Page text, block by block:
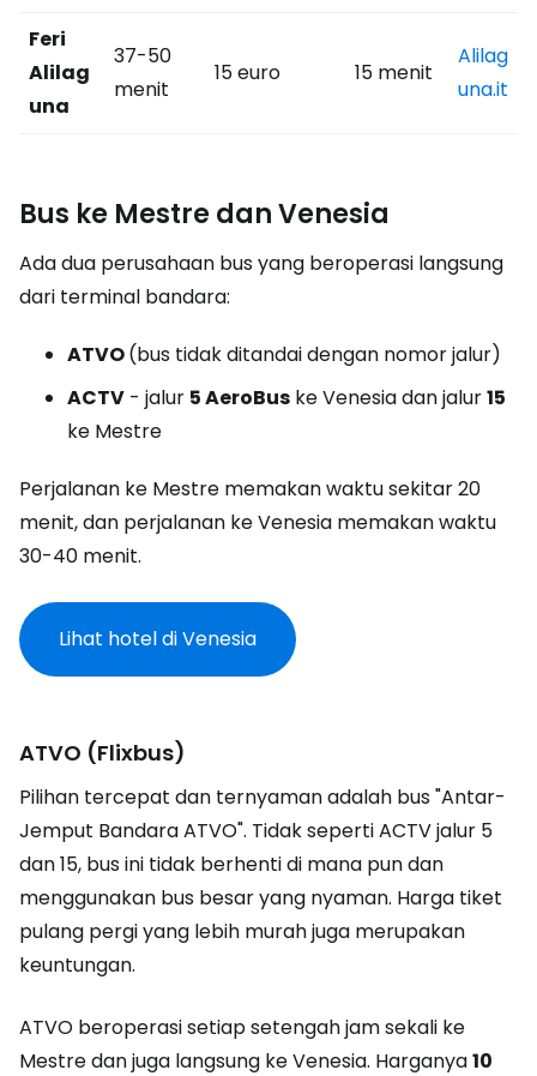
Feri
Alilag
una
37-50
menit
15 euro 15 menit
Alilag
una.it
Bus ke Mestre dan Venesia
Ada dua perusahaan bus yang beroperasi langsung
dari terminal bandara:
ATVO(bus tidak ditandai dengan nomor jalur)
ACTV - jalur 5 AeroBus ke Venesia dan jalur15
ke Mestre
Perjalanan ke Mestre memakan waktu sekitar 20
menit, dan perjalanan ke Venesia memakan waktu
30-40 menit.
Lihat hotel di Venesia
ATVO (Flixbus)
Pilihan tercepat dan ternyaman adalah bus "Antar-
Jemput Bandara ATVO". Tidak seperti ACTV jalur 5
dan 15, bus ini tidak berhenti di mana pun dan
menggunakan bus besar yang nyaman. Harga tiket
pulang pergi yang lebih murah juga merupakan
keuntungan.
ATVO beroperasi setiap setengah jam sekali ke
Mestre dan juga langsung ke Venesia. Harganya10